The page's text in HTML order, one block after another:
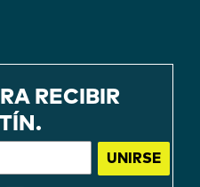
RECIBIR
UNIRSE